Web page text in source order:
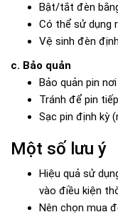
Bật/tắt đèn
Có thể sử dụng
Vệ sinh đèn
c. Bảo quản
Bảo quản pin
Tránh để pin
Sạc pin định kỳ
Một số lưu ý
Hiệu quả sử
vào điều kiện
Nên chọn mua